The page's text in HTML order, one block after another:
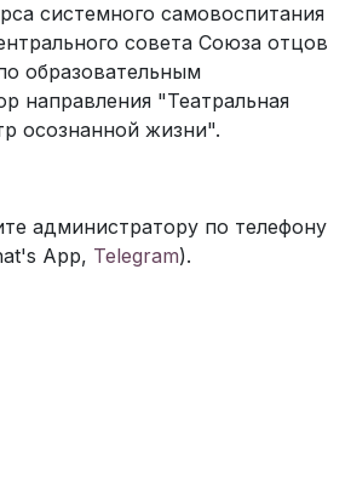
системного самовоспитания
совета Союза отцов
образовательным
направления "Театральная
осознанной жизни".
администратору по телефону
App, Telegram).